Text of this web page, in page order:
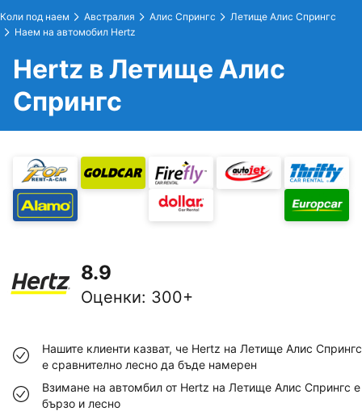
Коли под наем Австралия Алис Спрингс
Летище Алис Спрингс
Наем на автомобил Hertz
Hertz в Летище Алис
Спрингс
8.9
Оценки: 300+
Нашите клиенти казват, че Hertz на Летище Алис Спрингс
е сравнително лесно да бъде намерен
Взимане на автомбил от Hertz на Летище Алис Спрингс е
бързо и лесно